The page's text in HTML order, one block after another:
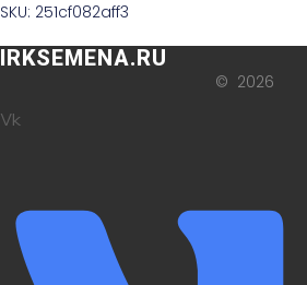
SKU: 251cf082aff3
IRKSEMENA.RU
© 2026
Vk